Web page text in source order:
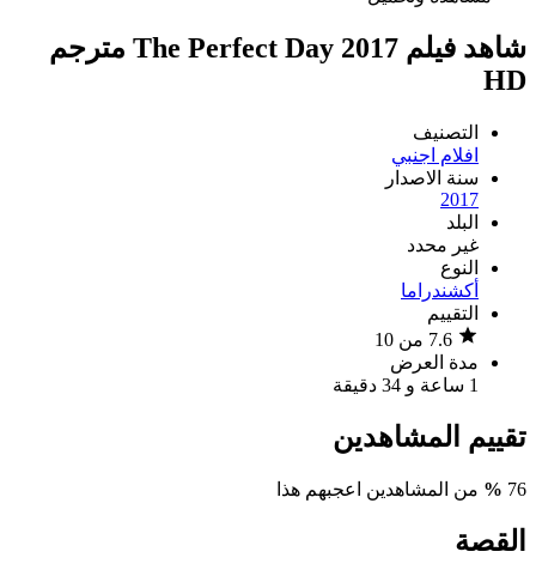
شاهد فيلم The Perfect Day 2017 مترجم
HD
التصنيف
افلام اجنبي
سنة الاصدار
2017
البلد
غير محدد
النوع
أكشندراما
التقييم
مدة العرض
1 ساعة و 34 دقيقة
تقييم المشاهدين
76
% من المشاهدين اعجبهم هذا
القصة